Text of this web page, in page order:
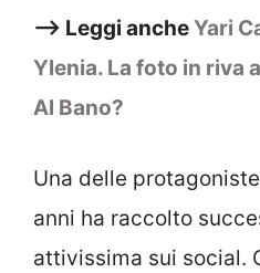
–> Leggi ancheYari
Ylenia. La foto in riva
Al Bano?
Una delle
anni ha raccolto
attivissima sui social.